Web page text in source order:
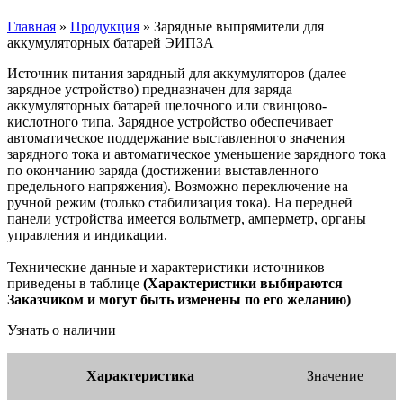
Главная » Продукция » Зарядные выпрямители для
аккумуляторных батарей ЭИПЗА
Источник питания зарядный для аккумуляторов (далее
зарядное устройство) предназначен для заряда
аккумуляторных батарей щелочного или свинцово-
кислотного типа. Зарядное устройство обеспечивает
автоматическое поддержание выставленного значения
зарядного тока и автоматическое уменьшение зарядного тока
по окончанию заряда (достижении выставленного
предельного напряжения). Возможно переключение на
ручной режим (только стабилизация тока). На передней
панели устройства имеется вольтметр, амперметр, органы
управления и индикации.
Технические данные и характеристики источников
приведены в таблице (Характеристики выбираются
Заказчиком и могут быть изменены по его желанию)
Узнать о наличии
Характеристика Значение